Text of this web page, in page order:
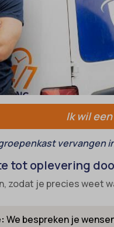
Ik wil
vervangen
tot oplevering
zodat je precies weet
We bespreken je
checkbox-*
available-post-*
state
device-id-*
diensten
omvat alle cookies,
vallen of niet duidelijk zijn